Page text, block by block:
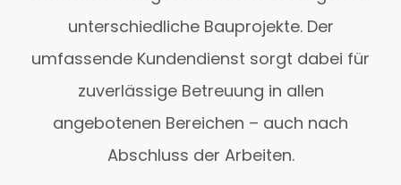
unterschiedliche Bauprojekte. Der
umfassende Kundendienst sorgt dabei für
zuverlässige Betreuung in allen
angebotenen Bereichen – auch nach
Abschluss der Arbeiten.